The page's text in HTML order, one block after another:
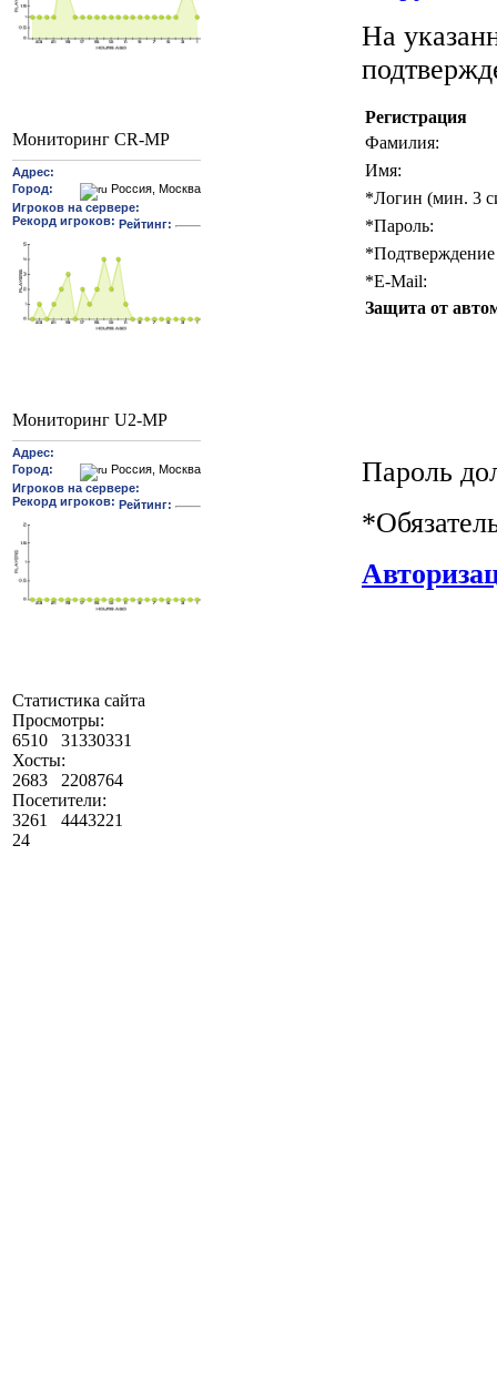
Мониторинг CR-MP
Мониторинг U2-MP
Статистика сайта
Просмотры:
6510
31330331
Хосты:
2683
2208764
Посетители:
3261
4443221
24
На
Регистрация
Фамилия:
Имя:
*Логин (мин. 3
*Пароль:
*Подтверждение
*E-Mail:
Защита от
Пароль
*